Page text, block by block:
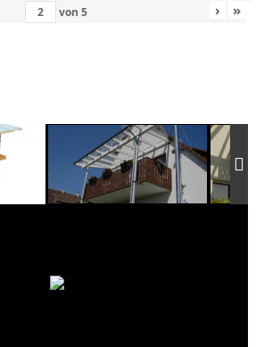
von 5 › »